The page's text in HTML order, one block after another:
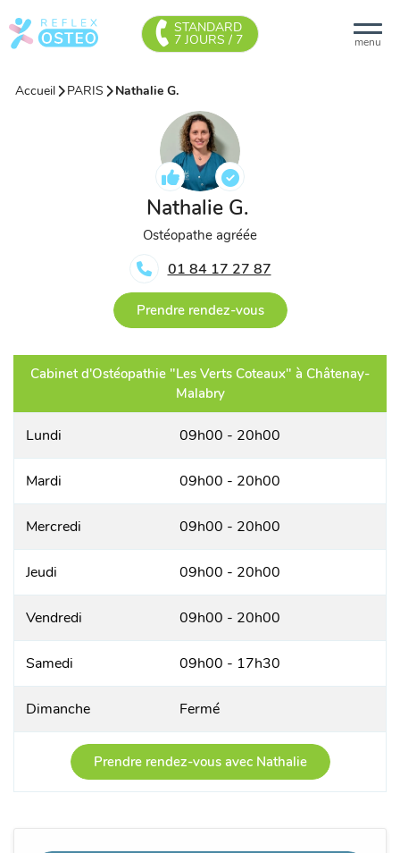
menu
STANDARD
7 JOURS / 7
Accueil PARIS Nathalie G.
Nathalie G.
Ostéopathe agréée
01 84 17 27 87
Prendre rendez-vous
Cabinet d'Ostéopathie "Les Verts Coteaux" à Châtenay-
Malabry
Lundi 09h00 - 20h00
Mardi 09h00 - 20h00
Mercredi 09h00 - 20h00
Jeudi 09h00 - 20h00
Vendredi 09h00 - 20h00
Samedi 09h00 - 17h30
Dimanche Fermé
Prendre rendez-vous avec Nathalie